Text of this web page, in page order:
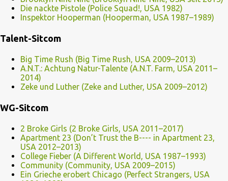
Die nackte Pistole (Police Squad!, USA 1982)
Inspektor Hooperman (Hooperman, USA 1987–1989)
Talent-Sitcom
Big Time Rush (Big Time Rush, USA 2009–2013)
A.N.T.: Achtung Natur-Talente (A.N.T. Farm, USA 2011–
2014)
Zeke und Luther (Zeke and Luther, USA 2009–2012)
WG-Sitcom
2 Broke Girls (2 Broke Girls, USA 2011–2017)
Apartment 23 (Don’t Trust the B---- in Apartment 23,
USA 2012–2013)
College Fieber (A Different World, USA 1987–1993)
Community (Community, USA 2009–2015)
Ein Grieche erobert Chicago (Perfect Strangers, USA